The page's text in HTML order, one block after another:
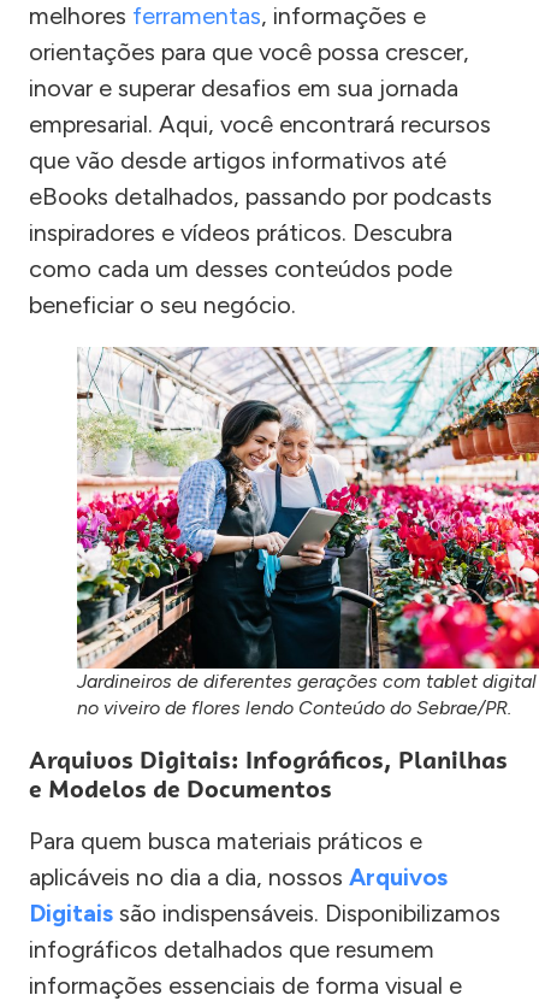
melhores ferramentas, informações e
orientações para que você possa crescer,
inovar e superar desafios em sua jornada
empresarial. Aqui, você encontrará recursos
que vão desde artigos informativos até
eBooks detalhados, passando por podcasts
inspiradores e vídeos práticos. Descubra
como cada um desses conteúdos pode
beneficiar o seu negócio.
Jardineiros de diferentes gerações com tablet digital
no viveiro de flores lendo Conteúdo do Sebrae/PR.
Arquivos Digitais: Infográficos, Planilhas
e Modelos de Documentos
Para quem busca materiais práticos e
aplicáveis no dia a dia, nossos Arquivos
Digitais são indispensáveis. Disponibilizamos
infográficos detalhados que resumem
informações essenciais de forma visual e